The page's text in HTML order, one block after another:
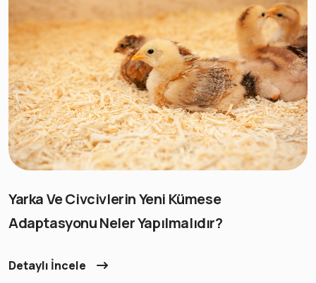
Yarka Ve Civcivlerin Yeni Kümese
Adaptasyonu Neler Yapılmalıdır?
Detaylı İncele